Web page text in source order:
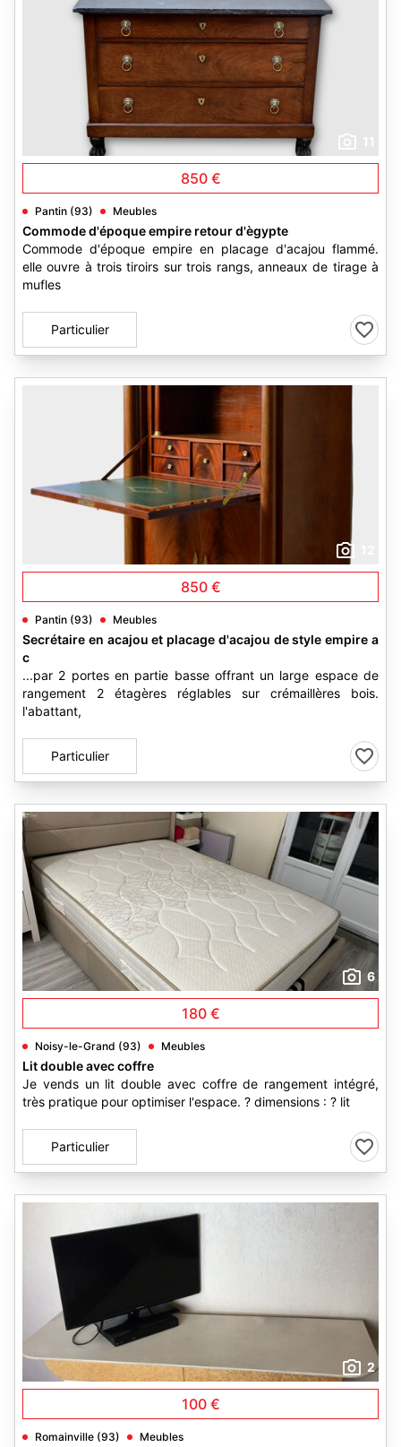
11
850 €
Pantin (93) Meubles
Commode d'époque empire retour d'ègypte
Commode d'époque empire en placage d'acajou flammé.
elle ouvre à trois tiroirs sur trois rangs, anneaux de tirage à
mufles
Particulier
850 €
Pantin (93) Meubles
Secrétaire en acajou et placage d'acajou de style empire a
c
...par 2 portes en partie basse offrant un large espace de
rangement 2 étagères réglables sur crémaillères bois.
l'abattant,
Particulier
6
180 €
Noisy-le-Grand (93) Meubles
Lit double avec coffre
Je vends un lit double avec coffre de rangement intégré,
très pratique pour optimiser l'espace. ? dimensions : ? lit
Particulier
2
100 €
Romainville (93) Meubles